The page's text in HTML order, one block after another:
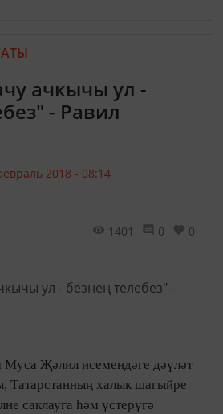
ачкычы ул -
- Равил
2018 - 08:14
1401 0 0
Муса Җәлил исемендәге дәүләт
Татарстанның халык шагыйре
саклауга һәм үстерүгә